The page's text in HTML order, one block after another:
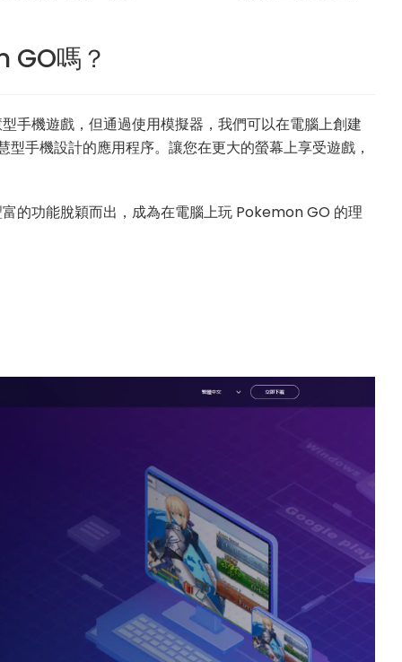
GO嗎？
手機遊戲，但通過使用模擬器，我們可以在電腦上創建
手機設計的應用程序。讓您在更大的螢幕上享受遊戲，
的功能脫穎而出，成為在電腦上玩 Pokemon GO 的理